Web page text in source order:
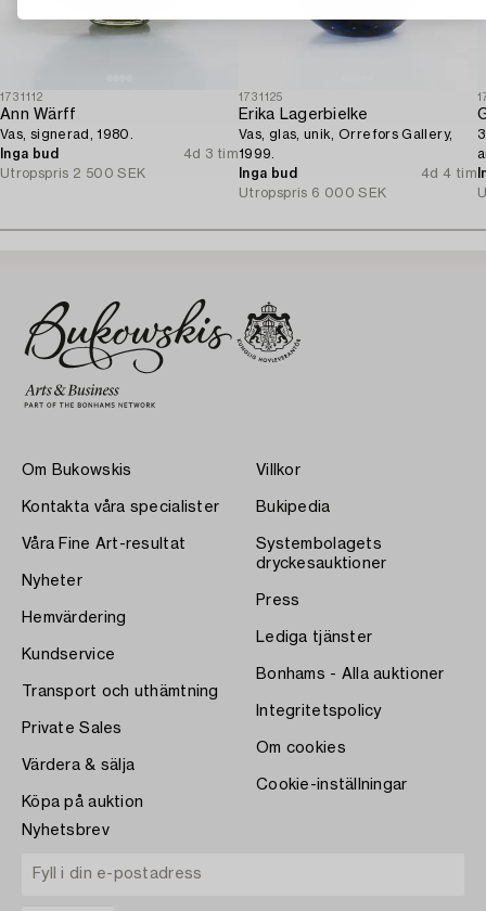
1731112
Ann Wärff
Vas, signerad, 1980.
Inga bud
4d 3 tim
Utropspris 2 500 SEK
1731125
Erika Lagerbielke
Vas, glas, unik, Orrefors Gallery,
1999.
Inga bud
4d 4 tim
Utropspris 6 000 SEK
Om Bukowskis
Kontakta våra specialister
Våra Fine Art-resultat
Nyheter
Hemvärdering
Kundservice
Transport och uthämtning
Private Sales
Värdera & sälja
Köpa på auktion
Villkor
Bukipedia
Systembolagets
dryckesauktioner
Press
Lediga tjänster
Bonhams - Alla auktioner
Integritetspolicy
Om cookies
Cookie-inställningar
Nyhetsbrev